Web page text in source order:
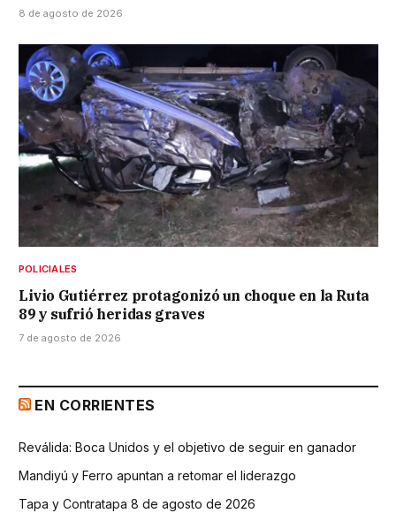
8 de agosto de 2026
POLICIALES
Livio Gutiérrez protagonizó un choque en la Ruta
89 y sufrió heridas graves
7 de agosto de 2026
EN CORRIENTES
Reválida: Boca Unidos y el objetivo de seguir en ganador
Mandiyú y Ferro apuntan a retomar el liderazgo
Tapa y Contratapa 8 de agosto de 2026